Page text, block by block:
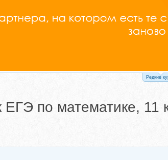
Редкие
ЕГЭ по математике, 11